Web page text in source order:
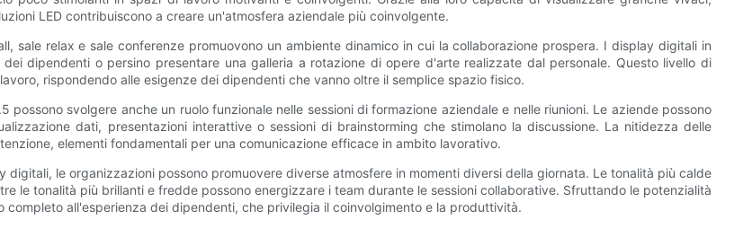
LED contribuiscono a creare un'atmosfera aziendale più coinvolgente.
sale relax e sale conferenze promuovono un ambiente dinamico in cui la collaborazione prospera. I display digitali in
dipendenti o persino presentare una galleria a rotazione di opere d'arte realizzate dal personale. Questo livello di
rispondendo alle esigenze dei dipendenti che vanno oltre il semplice spazio fisico.
svolgere anche un ruolo funzionale nelle sessioni di formazione aziendale e nelle riunioni. Le aziende possono
dati, presentazioni interattive o sessioni di brainstorming che stimolano la discussione. La nitidezza delle
elementi fondamentali per una comunicazione efficace in ambito lavorativo.
le organizzazioni possono promuovere diverse atmosfere in momenti diversi della giornata. Le tonalità più calde
le tonalità più brillanti e fredde possono energizzare i team durante le sessioni collaborative. Sfruttando le potenzialità
all'esperienza dei dipendenti, che privilegia il coinvolgimento e la produttività.